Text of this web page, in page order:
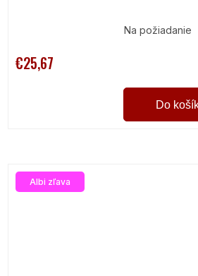
Na požiadanie
€25,67
Do
Albi zľava